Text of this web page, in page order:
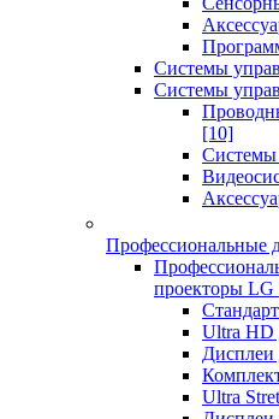
Системы
Системы
[10]
Системы
Профессиональные
проекторы LG
Ultra HD
Дисплеи
Ultra